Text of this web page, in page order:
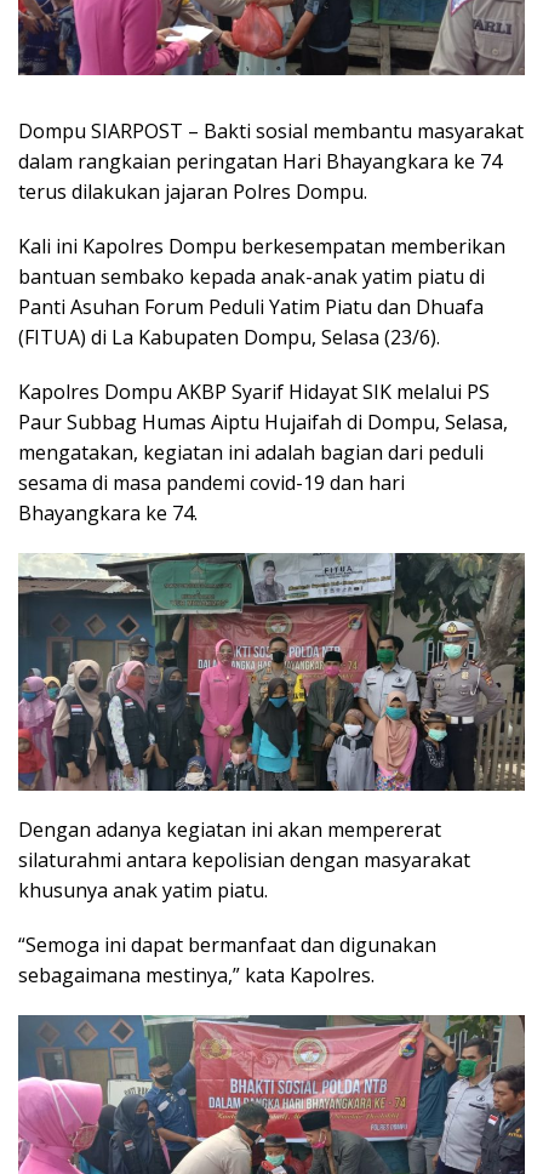
Dompu SIARPOST – Bakti sosial membantu masyarakat
dalam rangkaian peringatan Hari Bhayangkara ke 74
terus dilakukan jajaran Polres Dompu.
Kali ini Kapolres Dompu berkesempatan memberikan
bantuan sembako kepada anak-anak yatim piatu di
Panti Asuhan Forum Peduli Yatim Piatu dan Dhuafa
(FITUA) di La Kabupaten Dompu, Selasa (23/6).
Kapolres Dompu AKBP Syarif Hidayat SIK melalui PS
Paur Subbag Humas Aiptu Hujaifah di Dompu, Selasa,
mengatakan, kegiatan ini adalah bagian dari peduli
sesama di masa pandemi covid-19 dan hari
Bhayangkara ke 74.
Dengan adanya kegiatan ini akan mempererat
silaturahmi antara kepolisian dengan masyarakat
khusunya anak yatim piatu.
“Semoga ini dapat bermanfaat dan digunakan
sebagaimana mestinya,” kata Kapolres.